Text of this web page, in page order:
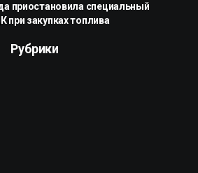
приостановила специальный
закупках топлива
Рубрики